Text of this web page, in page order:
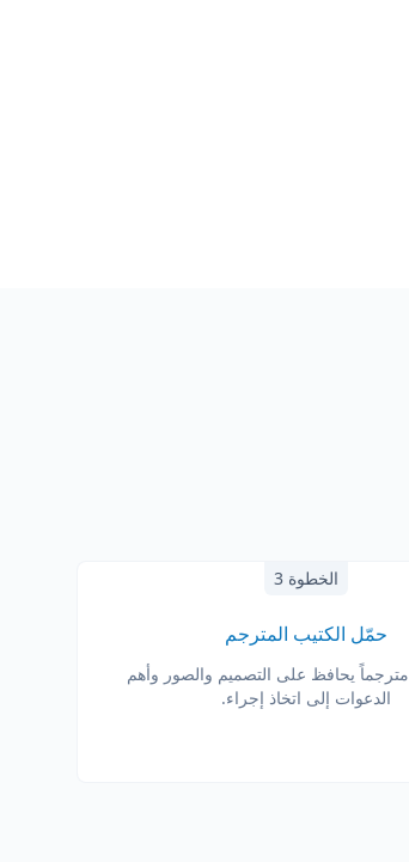
الخطوة 3
حمّل الكتيب المترجم
مترجماً يحافظ على التصميم والصور وأهم
الدعوات إلى اتخاذ إجراء.